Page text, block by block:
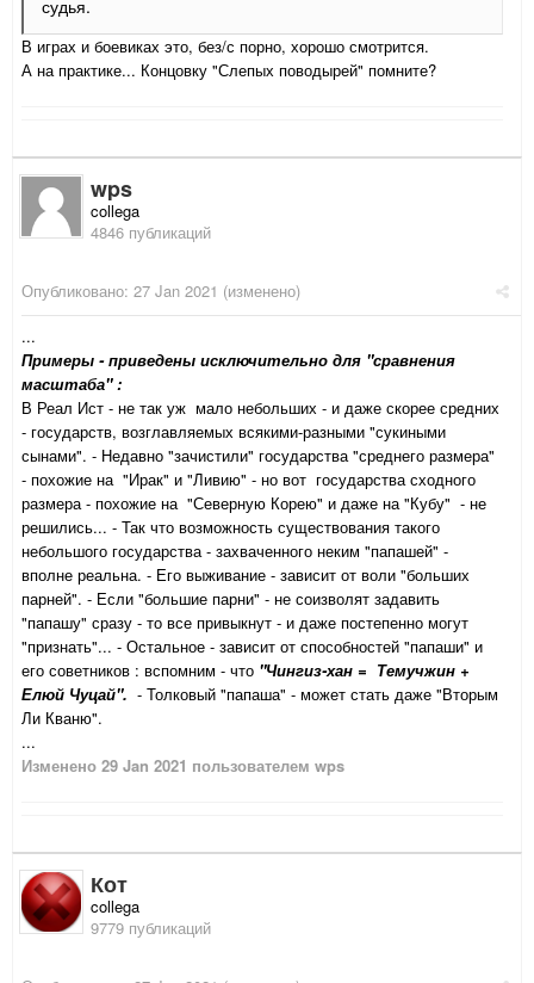
судья.
В играх и боевиках это, без/с порно, хорошо смотрится.
А на практике... Концовку "Слепых поводырей" помните?
wps
collega
4846 публикаций
Опубликовано: 27 Jan 2021 (изменено)
...
Примеры - приведены исключительно для "сравнения
масштаба" :
В Реал Ист - не так уж мало небольших - и даже скорее средних
- государств, возглавляемых всякими-разными "сукиными
сынами". - Недавно "зачистили" государства "среднего размера"
- похожие на "Ирак" и "Ливию" - но вот государства сходного
размера - похожие на "Северную Корею" и даже на "Кубу" - не
решились... - Так что возможность существования такого
небольшого государства - захваченного неким "папашей" -
вполне реальна. - Его выживание - зависит от воли "больших
парней". - Если "большие парни" - не соизволят задавить
"папашу" сразу - то все привыкнут - и даже постепенно могут
"признать"... - Остальное - зависит от способностей "папаши" и
его советников : вспомним - что "Чингиз-хан = Темучжин +
Елюй Чуцай". - Толковый "папаша" - может стать даже "Вторым
Ли Кваню".
...
Изменено 29 Jan 2021 пользователем wps
Кот
collega
9779 публикаций